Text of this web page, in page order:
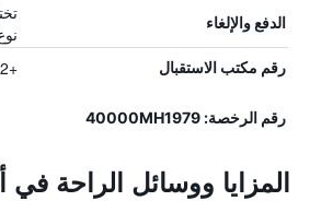
الدفع والإلغاء
رقم مكتب الاستقبال +212 760 586 339
رقم الرخصة: 40000MH1979
المزايا ووسائل الراحة في